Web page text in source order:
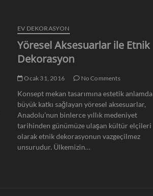
EV DEKORASYON
Yöresel Aksesuarlar ile Etnik
Dekorasyon
Ocak 31, 2016 No Comments
Konsept mekan tasarımına estetik anlamda
büyük katkı sağlayan yöresel aksesuarlar,
Anadolu’nun binlerce yıllık medeniyet
tarihinden günümüze ulaşan kültür elçileri
olarak etnik dekorasyonun vazgeçilmez
unsurudur. Ülkemizin…